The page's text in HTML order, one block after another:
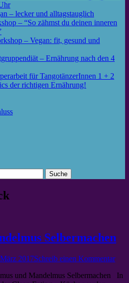
– lecker und alltagstauglich
– “So zähmst du deinen inneren
– Vegan: fit, gesund und
– Ernährung nach den 4
für TangotänzerInnen 1 + 2
der richtigen Ernährung!
Selbermachen
2017Schreib einen Kommentar
und Mandelmus Selbermachen In